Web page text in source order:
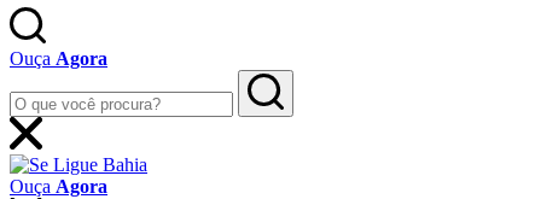
Ouça Agora
Ouça Agora